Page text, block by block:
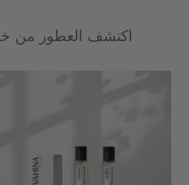
اكتشف العطور من